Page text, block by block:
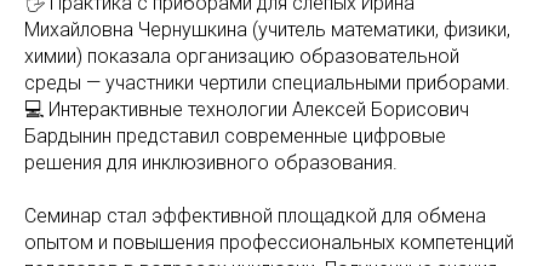
Михайловна Чернушкина (учитель математики, физики,
химии) показала организацию образовательной
среды — участники чертили специальными приборами.
💻 Интерактивные технологии Алексей Борисович
Бардынин представил современные цифровые
решения для инклюзивного образования.
Семинар стал эффективной площадкой для обмена
опытом и повышения профессиональных компетенций